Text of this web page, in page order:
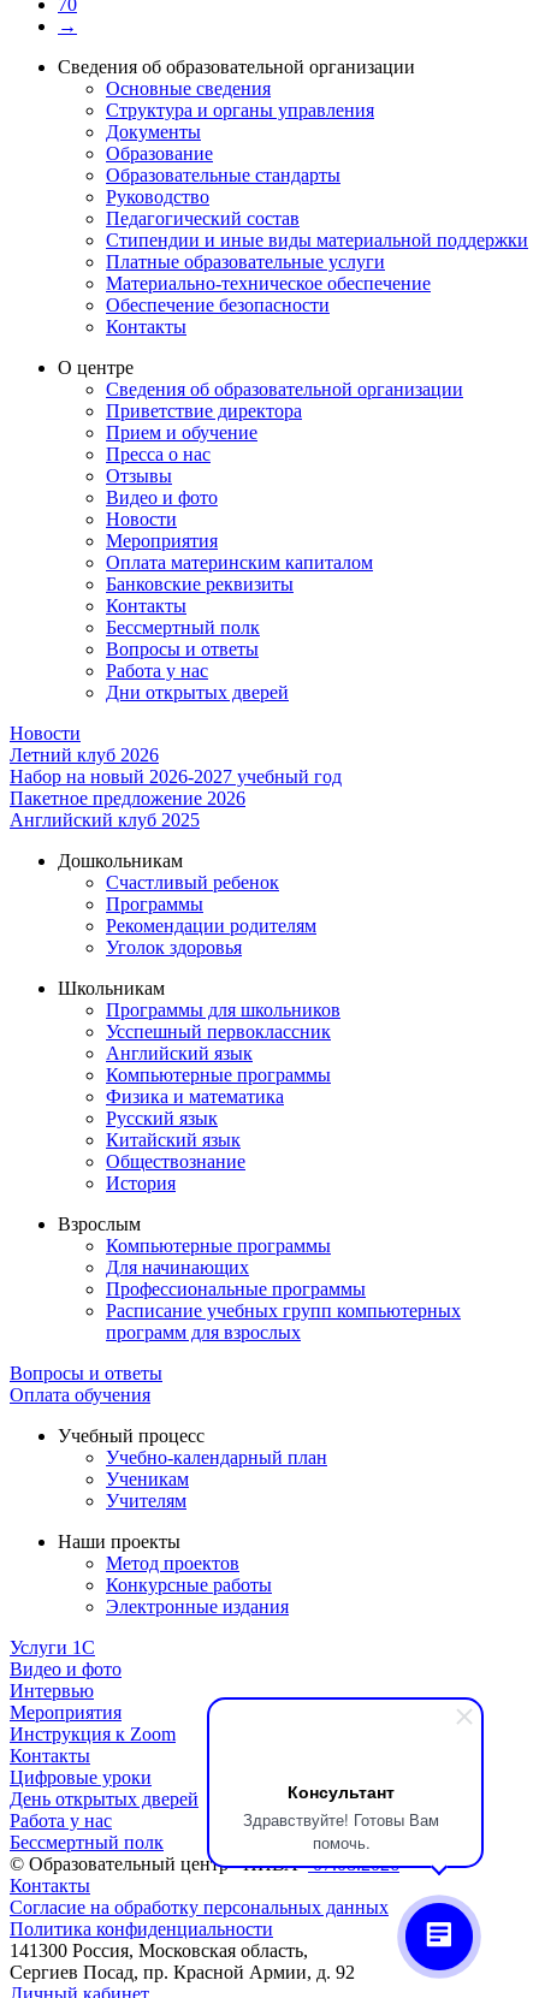
Консультант
Здравствуйте! Готовы Вам
помочь.
70
→
Сведения об образовательной организации
Основные сведения
Структура и органы управления
Документы
Образование
Образовательные стандарты
Руководство
Педагогический состав
Стипендии и иные виды материальной поддержки
Платные образовательные услуги
Материально-техническое обеспечение
Обеспечение безопасности
Контакты
О центре
Сведения об образовательной организации
Приветствие директора
Прием и обучение
Пресса о нас
Отзывы
Видео и фото
Новости
Мероприятия
Оплата материнским капиталом
Банковские реквизиты
Контакты
Бессмертный полк
Вопросы и ответы
Работа у нас
Дни открытых дверей
Новости
Летний клуб 2026
Набор на новый 2026-2027 учебный год
Пакетное предложение 2026
Английский клуб 2025
Дошкольникам
Счастливый ребенок
Программы
Рекомендации родителям
Уголок здоровья
Школьникам
Программы для школьников
Усспешный первоклассник
Английский язык
Компьютерные программы
Физика и математика
Русский язык
Китайский язык
Обществознание
История
Взрослым
Компьютерные программы
Для начинающих
Профессиональные программы
Расписание учебных групп компьютерных
программ для взрослых
Вопросы и ответы
Оплата обучения
Учебный процесс
Учебно-календарный план
Ученикам
Учителям
Наши проекты
Метод проектов
Конкурсные работы
Электронные издания
Услуги 1C
Видео и фото
Интервью
Мероприятия
Инструкция к Zoom
Контакты
Цифровые уроки
День открытых дверей
Работа у нас
Бессмертный полк
© Образовательный центр «НИВА»07.08.2026
Контакты
Согласие на обработку персональных данных
Политика конфиденциальности
141300 Россия, Московская область,
Сергиев Посад, пр. Красной Армии, д. 92